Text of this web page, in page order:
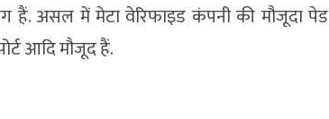
हैं. असल में मेटा वेरिफाइड कंपनी की मौजूदा पेड
आदि मौजूद हैं.